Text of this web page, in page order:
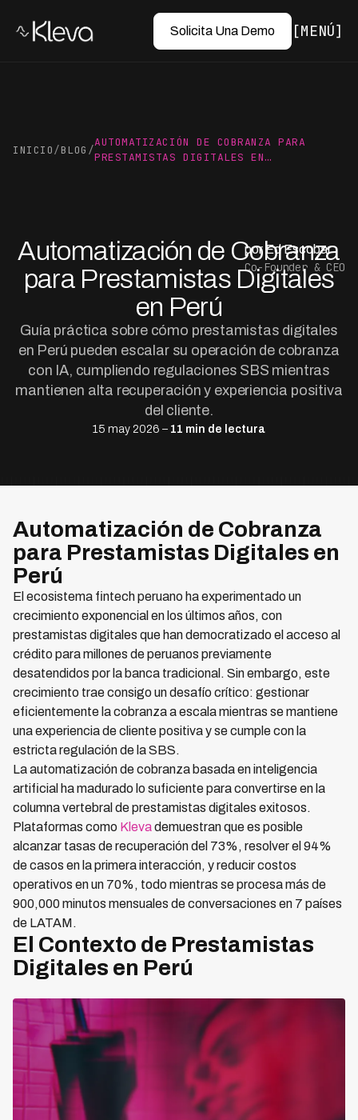
Solicita Una Demo MENÚ
INICIO/BLOG /
AUTOMATIZACIÓN DE COBRANZA PARA
PRESTAMISTAS DIGITALES EN…
Automatización de Cobranza
para Prestamistas Digitales
en Perú
Guía práctica sobre cómo prestamistas digitales
en Perú pueden escalar su operación de cobranza
con IA, cumpliendo regulaciones SBS mientras
mantienen alta recuperación y experiencia positiva
del cliente.
15 may 2026 – 11 min de lectura
por Ed Escobar
Co-Founder & CEO
Automatización de Cobranza
para Prestamistas Digitales en
Perú
El ecosistema fintech peruano ha experimentado un
crecimiento exponencial en los últimos años, con
prestamistas digitales que han democratizado el acceso al
crédito para millones de peruanos previamente
desatendidos por la banca tradicional. Sin embargo, este
crecimiento trae consigo un desafío crítico: gestionar
eficientemente la cobranza a escala mientras se mantiene
una experiencia de cliente positiva y se cumple con la
estricta regulación de la SBS.
La automatización de cobranza basada en inteligencia
artificial ha madurado lo suficiente para convertirse en la
columna vertebral de prestamistas digitales exitosos.
Plataformas como Klevademuestran que es posible
alcanzar tasas de recuperación del 73%, resolver el 94%
de casos en la primera interacción, y reducir costos
operativos en un 70%, todo mientras se procesa más de
900,000 minutos mensuales de conversaciones en 7 países
de LATAM.
El Contexto de Prestamistas
Digitales en Perú